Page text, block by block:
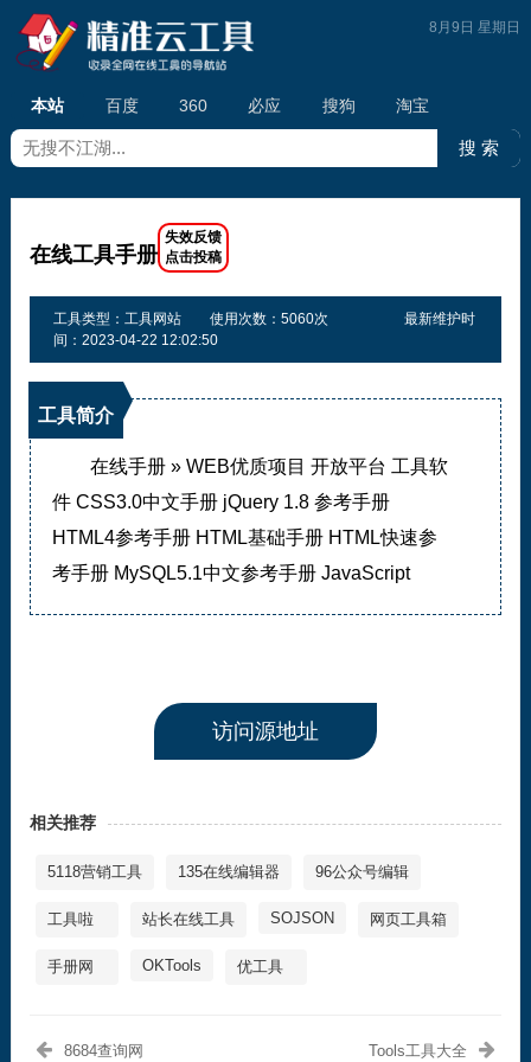
本站 百度 360 必应 搜狗 淘宝
8月9日 星期日
在线工具手册
工具类型：工具网站 使用次数：5060次
最新维护时
间：2023-04-22 12:02:50
工具简介
在线手册 » WEB优质项目 开放平台 工具软
件 CSS3.0中文手册 jQuery 1.8 参考手册
HTML4参考手册 HTML基础手册 HTML快速参
考手册 MySQL5.1中文参考手册 JavaScript
访问源地址
相关推荐
5118营销工具 135在线编辑器 96公众号编辑
工具啦 站长在线工具 SOJSON 网页工具箱
手册网 OKTools 优工具
8684查询网 Tools工具大全